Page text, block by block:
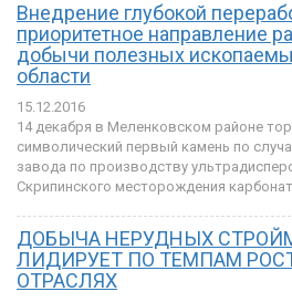
Внедрение глубокой
приоритетное направление
добычи полезных
области
15.12.2016
14 декабря в Меленковском районе
символический первый камень по
завода по производству
Скрипинского месторождения
ДОБЫЧА НЕРУДНЫХ
ЛИДИРУЕТ ПО ТЕМПАМ
ОТРАСЛЯХ